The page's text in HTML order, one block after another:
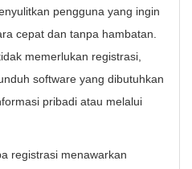
pengguna yang ingin
cepat dan tanpa hambatan.
memerlukan registrasi,
software yang dibutuhkan
pribadi atau melalui
registrasi menawarkan